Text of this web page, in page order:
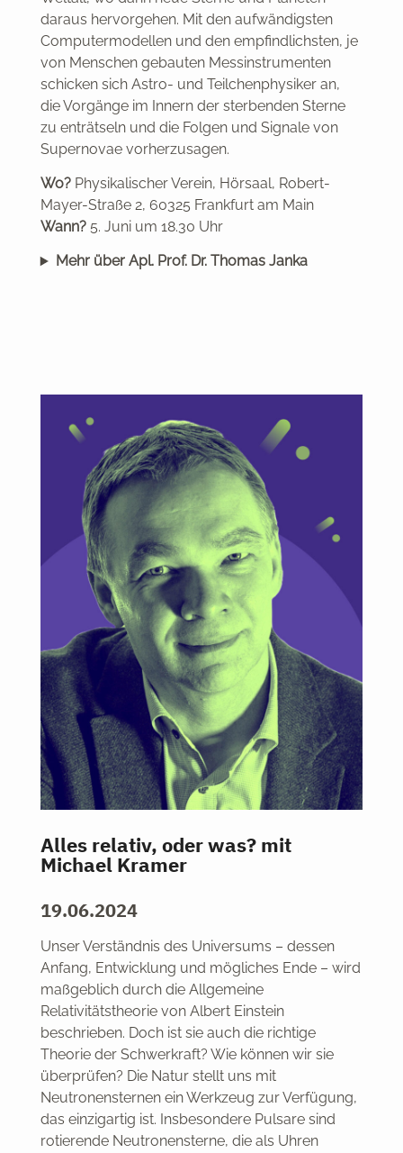
daraus hervorgehen. Mit den aufwändigsten
Computermodellen und den empfindlichsten, je
von Menschen gebauten Messinstrumenten
schicken sich Astro- und Teilchenphysiker an,
die Vorgänge im Innern der sterbenden Sterne
zu enträtseln und die Folgen und Signale von
Supernovae vorherzusagen.
Wo? Physikalischer Verein, Hörsaal, Robert-
Mayer-Straße 2, 60325 Frankfurt am Main
Wann?5. Juni um 18.30 Uhr
Mehr über Apl. Prof. Dr. Thomas Janka
Alles relativ, oder was? mit
Michael Kramer
19.06.2024
Unser Verständnis des Universums – dessen
Anfang, Entwicklung und mögliches Ende – wird
maßgeblich durch die Allgemeine
Relativitätstheorie von Albert Einstein
beschrieben. Doch ist sie auch die richtige
Theorie der Schwerkraft? Wie können wir sie
überprüfen? Die Natur stellt uns mit
Neutronensternen ein Werkzeug zur Verfügung,
das einzigartig ist. Insbesondere Pulsare sind
rotierende Neutronensterne, die als Uhren